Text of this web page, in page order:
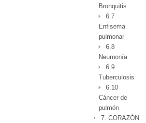
Bronquitis
6.7
Enfisema
pulmonar
6.8
Neumonía
6.9
Tuberculosis
6.10
Cáncer de
pulmón
7. CORAZÓN